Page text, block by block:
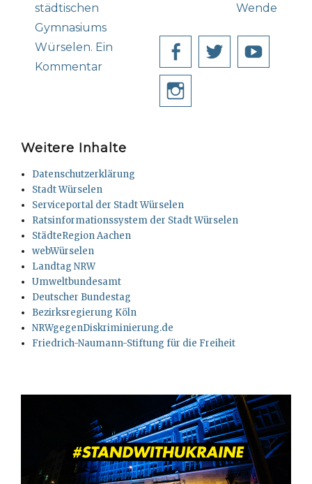
städtischen
Gymnasiums
Würselen. Ein
Kommentar
Wende
Facebook
Twitter
Weitere Inhalte
Datenschutzerklärung
Stadt Würselen
Serviceportal der Stadt Würselen
Ratsinformationssystem der Stadt Würselen
StädteRegion Aachen
webWürselen
Landtag NRW
Umweltbundesamt
Deutscher Bundestag
Bezirksregierung Köln
NRWgegenDiskriminierung.de
Friedrich-Naumann-Stiftung für die Freiheit